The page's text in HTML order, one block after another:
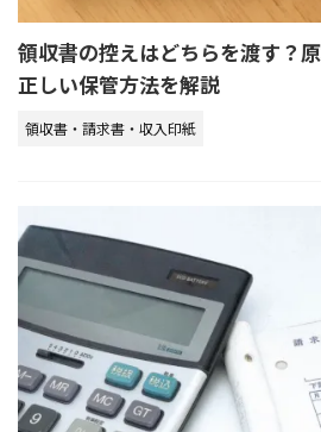
領収書の控えはどちらを渡す？
正しい保管方法を解説
領収書・請求書・収入印紙